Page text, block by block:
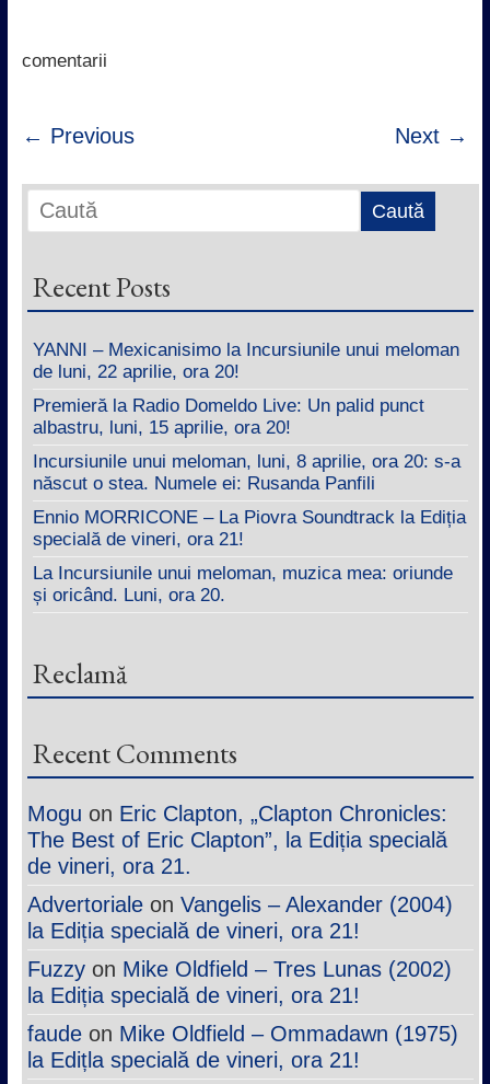
k
p
comentarii
← Previous Next →
Recent Posts
YANNI – Mexicanisimo la Incursiunile unui meloman
de luni, 22 aprilie, ora 20!
Premieră la Radio Domeldo Live: Un palid punct
albastru, luni, 15 aprilie, ora 20!
Incursiunile unui meloman, luni, 8 aprilie, ora 20: s-a
născut o stea. Numele ei: Rusanda Panfili
Ennio MORRICONE – La Piovra Soundtrack la Ediția
specială de vineri, ora 21!
La Incursiunile unui meloman, muzica mea: oriunde
și oricând. Luni, ora 20.
Reclamă
Recent Comments
Mogu on Eric Clapton, „Clapton Chronicles:
The Best of Eric Clapton”, la Ediția specială
de vineri, ora 21.
Advertorialeon Vangelis – Alexander (2004)
la Ediția specială de vineri, ora 21!
Fuzzyon Mike Oldfield – Tres Lunas (2002)
la Ediția specială de vineri, ora 21!
faudeon Mike Oldfield – Ommadawn (1975)
la Edițla specială de vineri, ora 21!